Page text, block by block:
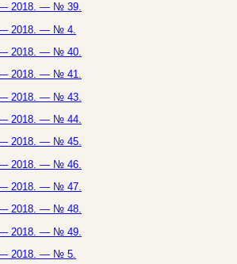
— 2018. — № 39.
— 2018. — № 4.
— 2018. — № 40.
— 2018. — № 41.
— 2018. — № 43.
— 2018. — № 44.
— 2018. — № 45.
— 2018. — № 46.
— 2018. — № 47.
— 2018. — № 48.
— 2018. — № 49.
— 2018. — № 5.